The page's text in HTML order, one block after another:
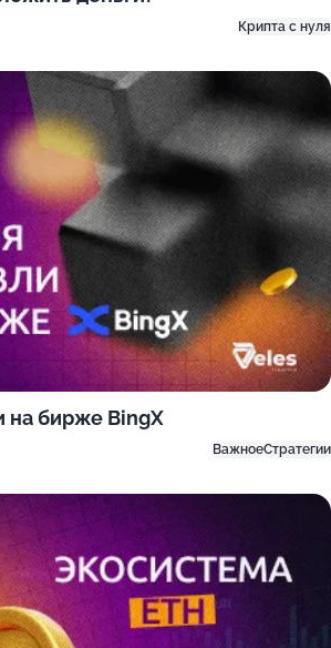
Крипта с нуля
на бирже BingX
ВажноеСтратегии